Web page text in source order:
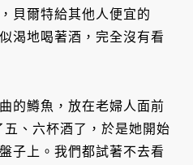
貝爾特給其他人便宜的
渴地喝著酒，完全沒有看
的鱒魚，放在老婦人面前
、六杯酒了，於是她開始
子上。我們都試著不去看